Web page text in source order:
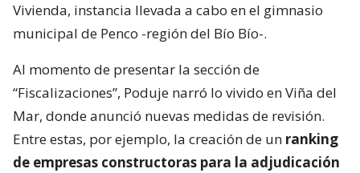
Vivienda, instancia llevada a cabo en el gimnasio
municipal de Penco -región del Bío Bío-.
Al momento de presentar la sección de
“Fiscalizaciones”, Poduje narró lo vivido en Viña del
Mar, donde anunció nuevas medidas de revisión.
Entre estas, por ejemplo, la creación de un ranking
de empresas constructoras para la adjudicación